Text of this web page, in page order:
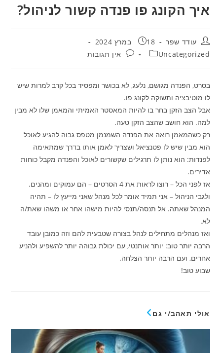
איך הקונג פו פנדה קשור לניהול?
מחבר:עודד שפר פורסם:
18 במרץ 2024
קטגוריה:
Uncategorized תגובות:אין תגובות
בסרט, הפנדה מגושם, נלעג, לא בכושר ומפסיד בכל קרב למרות שיש
לו מוטיבציה ותשוקה לקונג פו.
אבל הצב הזקן בחר בו להיות המאסטר האמיתי והמאמן שלו לא מבין
למה. הוא חושב שהצב הזקן טעה.
רק כשהמאמן רואה את הפנדה השמנמן מטפס גבוה להגיע לאוכל
הוא מבין שיש לו פטנציאל ושצריך לאמן אותו בדרך שמתאימה
לפנדות: הוא נותן לו תרגילים שקשורים לאוכל והפנדה מקבל כוחות
אדירים.
אז לפני הכל – רוצו לראות את 4 הסרטים – הם עמוקים ומהנים.
ולגבי הניהול – אני תמיד אומר לכל מנהל שאני מייעץ לו – תהיה
המנהל שאתה. אל תנסה/תנסי להיות מישהו אחר או משהו שאת/ה
לא.
ואז מנהלים מתחילים לנהל בצורה שטבעית להם וזה כמובן עובד
הרבה יותר טוב: יותר אותנטי, עם יכולת גבוהה יותר להשפיע ולהניע
אחרים, ועם הרבה יותר הצלחה.
שבוע טוב!
אולי תאהב/י גם